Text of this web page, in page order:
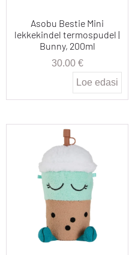
Asobu Bestie Mini
lekkekindel termospudel |
Bunny, 200ml
30.00 €
Loe edasi